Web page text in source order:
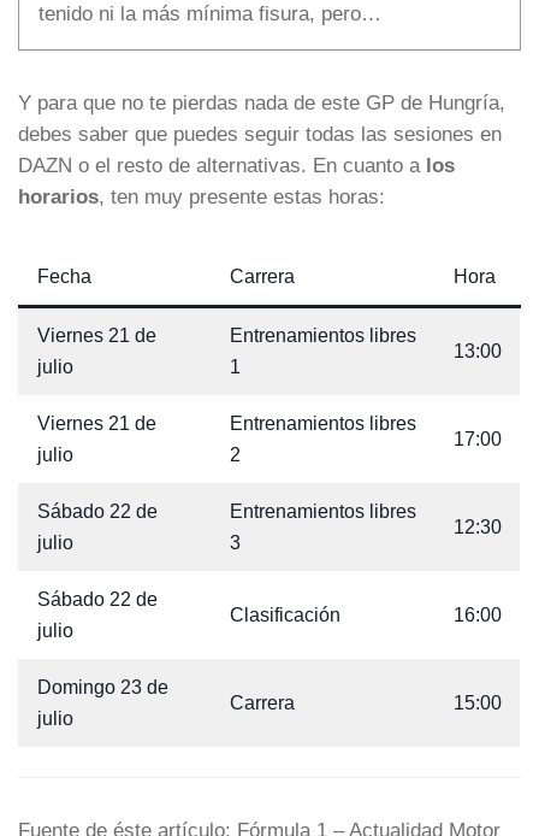
tenido ni la más mínima fisura, pero…
Y para que no te pierdas nada de este GP de Hungría,
debes saber que puedes seguir todas las sesiones en
DAZN o el resto de alternativas. En cuanto a los
horarios , ten muy presente estas horas:
Fecha Carrera Hora
Viernes 21 de
julio
Entrenamientos libres
1
13:00
Viernes 21 de
julio
Entrenamientos libres
2
17:00
Sábado 22 de
julio
Entrenamientos libres
3
12:30
Sábado 22 de
julio
Clasificación 16:00
Domingo 23 de
julio
Carrera 15:00
Fuente de éste artículo: Fórmula 1 – Actualidad Motor